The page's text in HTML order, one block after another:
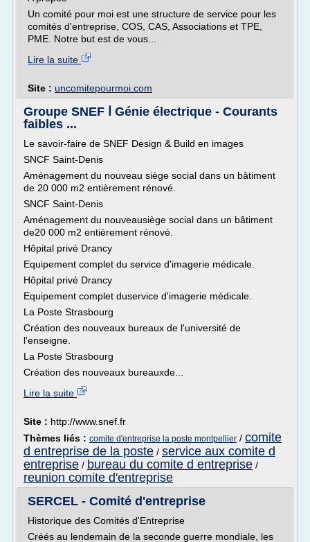
Un comité pour moi est une structure de service pour les
comités d'entreprise, COS, CAS, Associations et TPE,
PME. Notre but est de vous...
Lire la suite
Site : uncomitepourmoi.com
Groupe SNEF ⅼ Génie électrique - Courants
faibles ...
Le savoir-faire de SNEF Design & Build en images
SNCF Saint-Denis
Aménagement du nouveau siège social dans un bâtiment
de 20 000 m2 entièrement rénové.
SNCF Saint-Denis
Aménagement du nouveausiège social dans un bâtiment
de20 000 m2 entièrement rénové.
Hôpital privé Drancy
Equipement complet du service d'imagerie médicale.
Hôpital privé Drancy
Equipement complet duservice d'imagerie médicale.
La Poste Strasbourg
Création des nouveaux bureaux de l'université de
l'enseigne.
La Poste Strasbourg
Création des nouveaux bureauxde...
Lire la suite
Site : http://www.snef.fr
Thèmes liés : comite d'entreprise la poste montpellier / comite
d entreprise de la poste / service aux comite d
entreprise / bureau du comite d entreprise /
reunion comite d'entreprise
SERCEL - Comité d'entreprise
Historique des Comités d'Entreprise
Créés au lendemain de la seconde guerre mondiale, les